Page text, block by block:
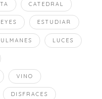
CATEDRAL
ESTUDIAR
LUCES
VINO
DISFRACES